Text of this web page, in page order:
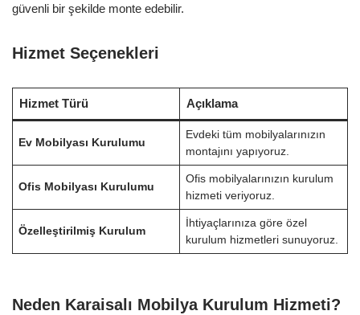
güvenli bir şekilde monte edebilir.
Hizmet Seçenekleri
Hizmet Türü Açıklama
Ev Mobilyası Kurulumu
Evdeki tüm mobilyalarınızın
montajını yapıyoruz.
Ofis Mobilyası Kurulumu
Ofis mobilyalarınızın kurulum
hizmeti veriyoruz.
Özelleştirilmiş Kurulum
İhtiyaçlarınıza göre özel
kurulum hizmetleri sunuyoruz.
Neden Karaisalı Mobilya Kurulum Hizmeti?